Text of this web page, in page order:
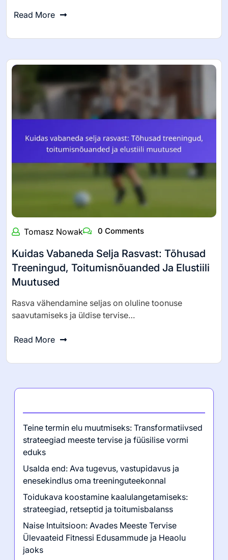
Read More
Tomasz Nowak 0 Comments
Kuidas Vabaneda Selja Rasvast: Tõhusad
Treeningud, Toitumisnõuanded Ja Elustiili
Muutused
Rasva vähendamine seljas on oluline toonuse
saavutamiseks ja üldise tervise…
Read More
Teine termin elu muutmiseks: Transformatiivsed
strateegiad meeste tervise ja füüsilise vormi
eduks
Usalda end: Ava tugevus, vastupidavus ja
enesekindlus oma treeninguteekonnal
Toidukava koostamine kaalulangetamiseks:
strateegiad, retseptid ja toitumisbalanss
Naise Intuitsioon: Avades Meeste Tervise
Ülevaateid Fitnessi Edusammude ja Heaolu
jaoks